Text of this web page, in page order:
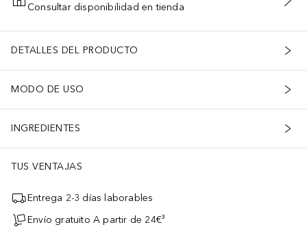
AÑADIR AL CARRITO
Consultar disponibilidad en tienda
DETALLES DEL PRODUCTO
MODO DE USO
INGREDIENTES
TUS VENTAJAS
Entrega 2-3 días laborables
Envío gratuito A partir de 24€³